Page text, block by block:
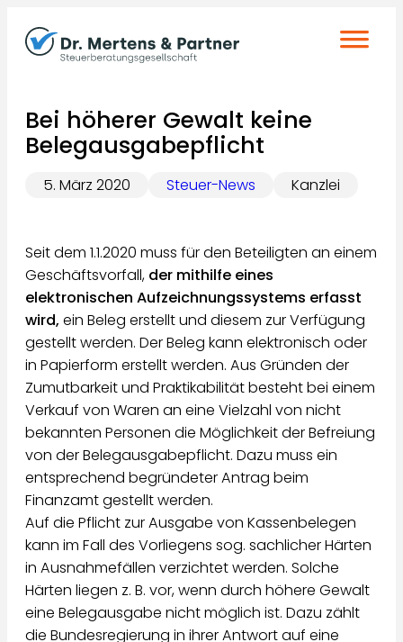
Inhalt
springen
Bei höherer Gewalt keine
Belegausgabepflicht
5. März 2020 Steuer-News Kanzlei
Seit dem 1.1.2020 muss für den Beteiligten an einem
Geschäftsvorfall, der mithilfe eines
elektronischen Aufzeichnungssystems erfasst
wird, ein Beleg erstellt und diesem zur Verfügung
gestellt werden. Der Beleg kann elektronisch oder
in Papierform erstellt werden. Aus Gründen der
Zumutbarkeit und Praktikabilität besteht bei einem
Verkauf von Waren an eine Vielzahl von nicht
bekannten Personen die Möglichkeit der Befreiung
von der Belegausgabepflicht. Dazu muss ein
entsprechend begründeter Antrag beim
Finanzamt gestellt werden.
Auf die Pflicht zur Ausgabe von Kassenbelegen
kann im Fall des Vorliegens sog. sach­licher Härten
in Ausnahmefällen verzichtet werden. Solche
Härten liegen z. B. vor, wenn durch höhere Gewalt
eine Belegausgabe nicht möglich ist. Dazu zählt
die Bundesregierung in ihrer Antwort auf eine